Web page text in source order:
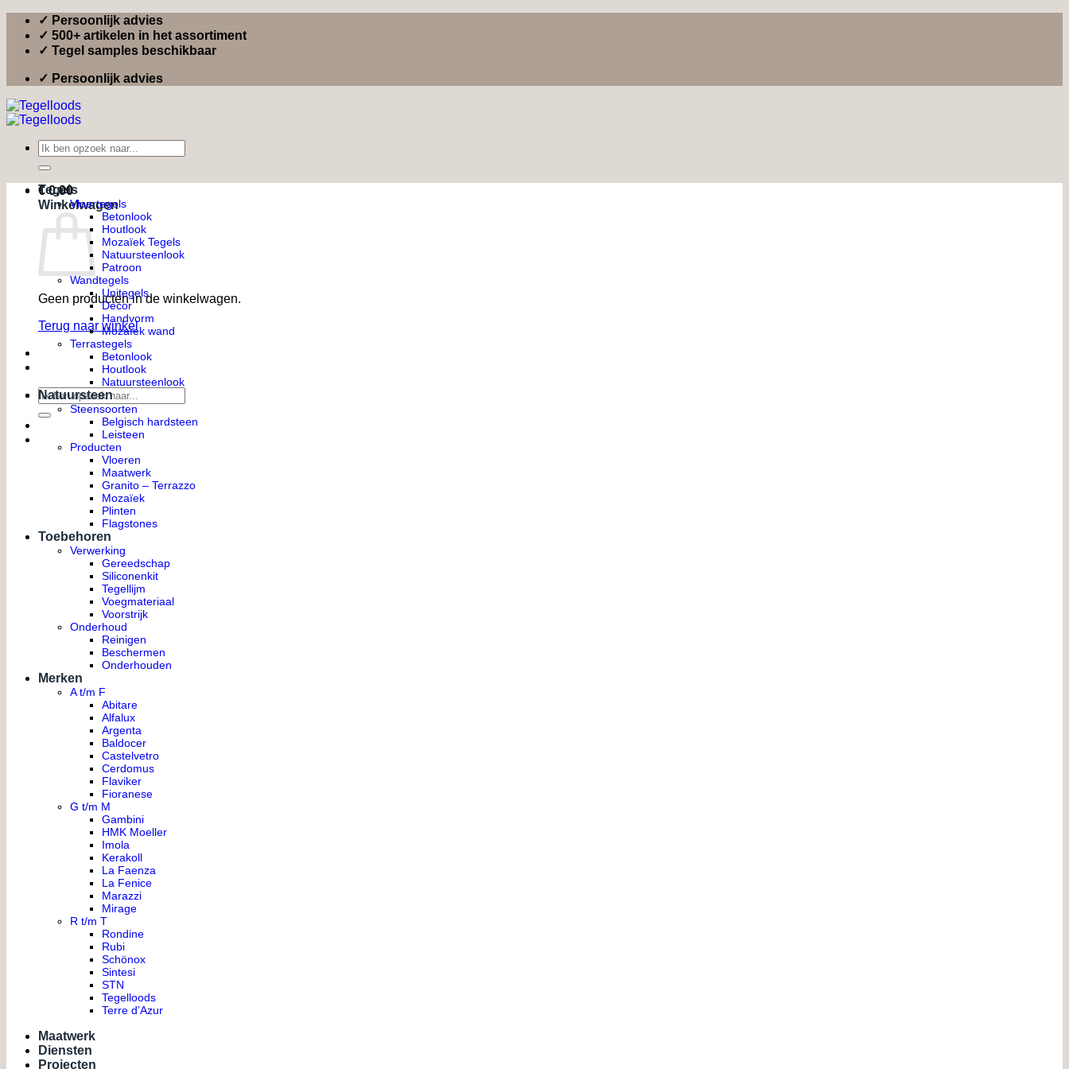
naar
inhoud
✓ Persoonlijk advies
✓ 500+ artikelen in het assortiment
✓ Tegel samples beschikbaar
✓ Persoonlijk advies
Zoeken
naar:
€0,00
Winkelwagen
Geen producten in de winkelwagen.
Terug naar winkel
Zoeken
naar:
Tegels
Vloertegels
Betonlook
Houtlook
Mozaïek Tegels
Natuursteenlook
Patroon
Wandtegels
Unitegels
Decor
Handvorm
Mozaïek wand
Terrastegels
Betonlook
Houtlook
Natuursteenlook
Natuursteen
Steensoorten
Belgisch hardsteen
Leisteen
Producten
Vloeren
Maatwerk
Granito – Terrazzo
Mozaïek
Plinten
Flagstones
Toebehoren
Verwerking
Gereedschap
Siliconenkit
Tegellijm
Voegmateriaal
Voorstrijk
Onderhoud
Reinigen
Beschermen
Onderhouden
Merken
A t/m F
Abitare
Alfalux
Argenta
Baldocer
Castelvetro
Cerdomus
Flaviker
Fioranese
G t/m M
Gambini
HMK Moeller
Imola
Kerakoll
La Faenza
La Fenice
Marazzi
Mirage
R t/m T
Rondine
Rubi
Schönox
Sintesi
STN
Tegelloods
Terre d’Azur
Maatwerk
Diensten
Projecten